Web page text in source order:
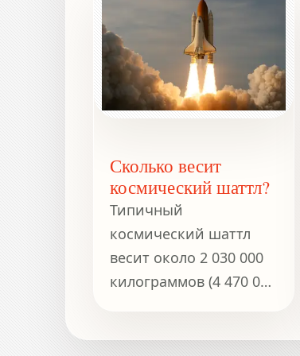
Сколько весит
космический шаттл?
Типичный
космический шаттл
весит около 2 030 000
килограммов (4 470 000